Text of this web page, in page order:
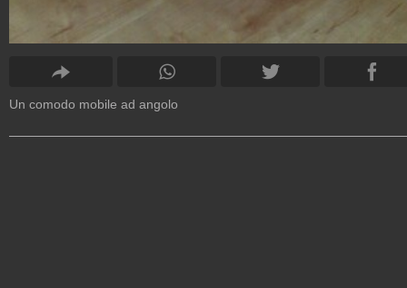
Un comodo mobile ad angolo